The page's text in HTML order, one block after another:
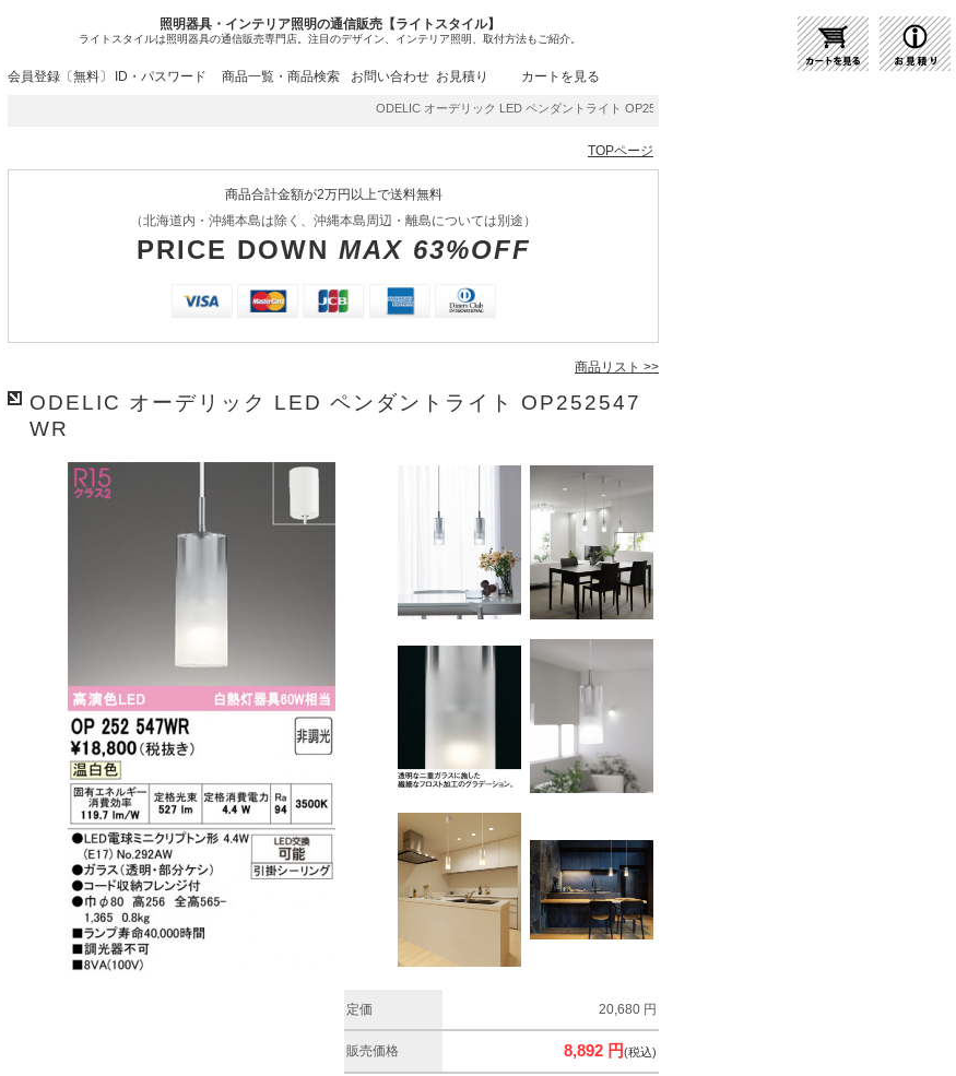
照明器具・インテリア照明の通信販売【ライトスタイル】
ライトスタイルは照明器具の通信販売専門店。注目のデザイン、インテリア照明、取付方法もご紹介。
会員登録〔無料〕 ID・パスワード 商品一覧・商品検索 お問い合わせ お見積り カートを見る
ODELIC オーデリック LED ペンダントライト OP252547WR | 商品紹介 | 照明器具の通販・インテリア照明の通
TOPページ
商品合計金額が2万円以上で送料無料
（北海道内・沖縄本島は除く、沖縄本島周辺・離島については別途）
PRICE DOWN MAX 63%OFF
商品リスト >>
ODELIC オーデリック LED ペンダントライト OP252547
WR
定価 20,680 円
販売価格 8,892 円(税込)